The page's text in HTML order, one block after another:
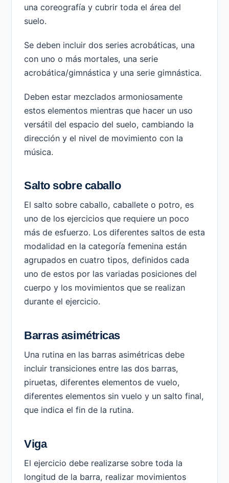
una coreografía y cubrir toda el área del
suelo.
Se deben incluir dos series acrobáticas, una
con uno o más mortales, una serie
acrobática/gimnástica y una serie gimnástica.
Deben estar mezclados armoniosamente
estos elementos mientras que hacer un uso
versátil del espacio del suelo, cambiando la
dirección y el nivel de movimiento con la
música.
Salto sobre caballo
El salto sobre caballo, caballete o potro, es
uno de los ejercicios que requiere un poco
más de esfuerzo. Los diferentes saltos de esta
modalidad en la categoría femenina están
agrupados en cuatro tipos, definidos cada
uno de estos por las variadas posiciones del
cuerpo y los movimientos que se realizan
durante el ejercicio.
Barras asimétricas
Una rutina en las barras asimétricas debe
incluir transiciones entre las dos barras,
piruetas, diferentes elementos de vuelo,
diferentes elementos sin vuelo y un salto final,
que indica el fin de la rutina.
Viga
El ejercicio debe realizarse sobre toda la
longitud de la barra, realizar movimientos